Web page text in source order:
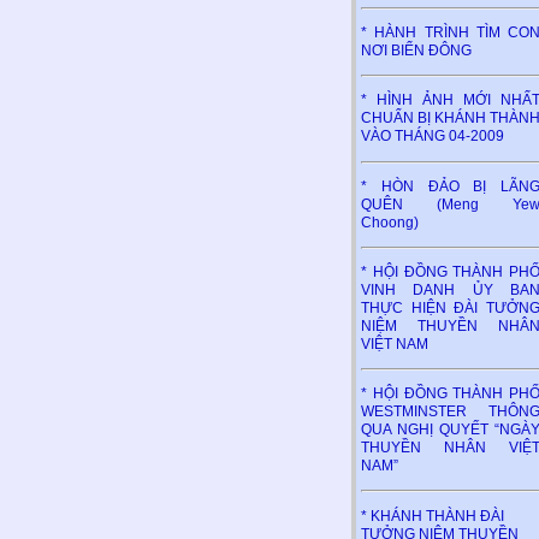
* HÀNH TRÌNH TÌM CON
NƠI BIỂN ĐÔNG
* HÌNH ẢNH MỚI NHẤT
CHUẨN BỊ KHÁNH THÀNH
VÀO THÁNG 04-2009
* HÒN ĐẢO BỊ LÃNG
QUÊN (Meng Yew
Choong)
* HỘI ĐỒNG THÀNH PHỐ
VINH DANH ỦY BAN
THỰC HIỆN ĐÀI TƯỞNG
NIỆM THUYỀN NHÂN
VIỆT NAM
* HỘI ĐỒNG THÀNH PHỐ
WESTMINSTER THÔNG
QUA NGHỊ QUYẾT “NGÀY
THUYỀN NHÂN VIỆT
NAM”
* KHÁNH THÀNH ĐÀI
TƯỞNG NIỆM THUYỀN